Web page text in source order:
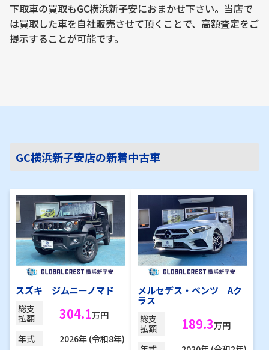
下取車の買取もGC横浜新子安におまかせ下さい。当店で
は買取した車を自社販売させて頂くことで、高額査定をご
提示することが可能です。
GC横浜新子安店の新着中古車
スズキ ジムニーノマド
総支
払額
304.1万円
年式
2026年 (令和8年)
メルセデス・ベンツ Aク
ラス
総支
払額
189.3万円